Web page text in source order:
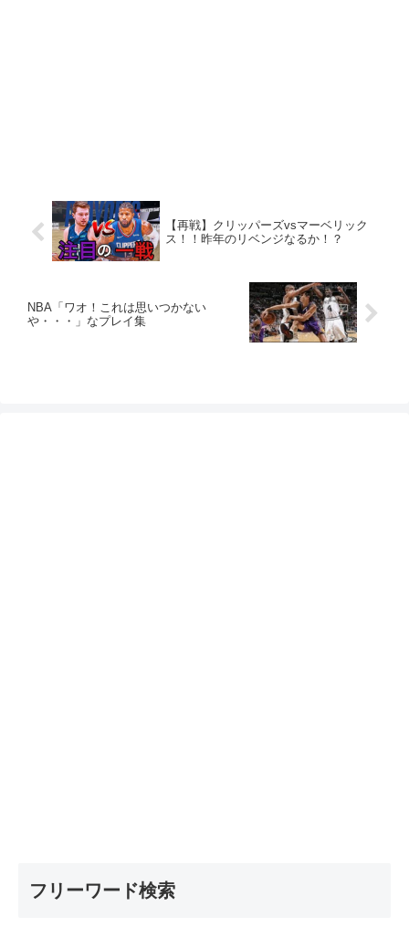
【再戦】クリッパーズvsマーベリック
ス！！昨年のリベンジなるか！？
NBA「ワオ！これは思いつかない
や・・・」なプレイ集
フリーワード検索